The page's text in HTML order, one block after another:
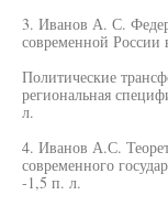
3. Иванов А. С.
современной России
Политические
региональная
л.
4. Иванов А.С.
современного
-1,5 п. л.